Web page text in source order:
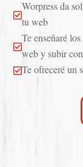

Worpress da
tu web

Te enseñaré
web y subir
Te ofreceré un